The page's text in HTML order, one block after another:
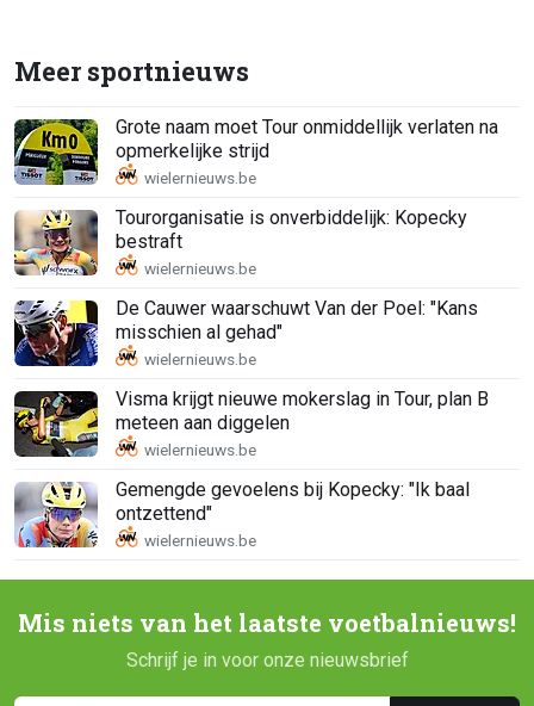
Meer sportnieuws
Grote naam moet Tour onmiddellijk verlaten na
opmerkelijke strijd
Tourorganisatie is onverbiddelijk: Kopecky
bestraft
De Cauwer waarschuwt Van der Poel: "Kans
misschien al gehad"
Visma krijgt nieuwe mokerslag in Tour, plan B
meteen aan diggelen
Gemengde gevoelens bij Kopecky: "Ik baal
ontzettend"
Mis niets van het laatste voetbalnieuws!
Schrijf je in voor onze nieuwsbrief